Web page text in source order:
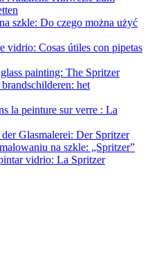
szkle: Do czego można użyć
vidrio: Cosas útiles con pipetas
painting: The Spritzer
het
la peinture sur verre : La
Glasmalerei: Der Spritzer
na szkle: „Spritzer”
vidrio: La Spritzer